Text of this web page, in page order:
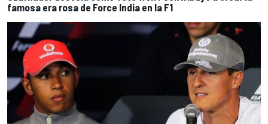
famosa era rosa de Force India en la F1